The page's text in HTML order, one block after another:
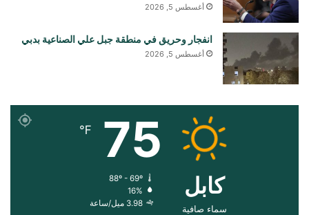
أغسطس 5, 2026
انفجار وحريق في منطقة جبل علي الصناعية بدبي
أغسطس 5, 2026
کابل
سماء صافية
75
℉
88º - 69º
16%
3.98 ميل/ساعة